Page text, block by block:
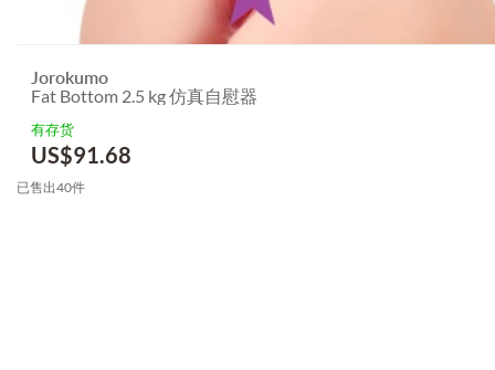
Jorokumo
Fat Bottom 2.5 kg 仿真自慰器
有存货
US$91.68
已售出40件